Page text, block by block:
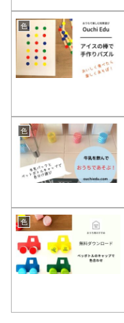
色
色
色